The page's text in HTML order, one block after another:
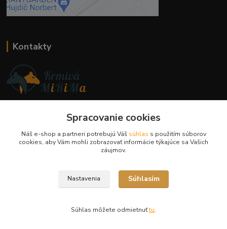
Kontakty
+421 944 394 715
info@krmivamirima.sk
Spracovanie cookies
Náš e-shop a partneri potrebujú Váš súhlas s použitím súborov
cookies, aby Vám mohli zobrazovať informácie týkajúce sa Vašich
záujmov.
Nastavenia Súhlasím
Súhlas môžete odmietnuťtu.